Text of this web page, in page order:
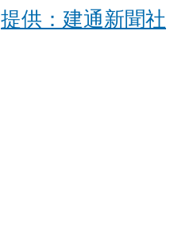
提供：建通新聞社